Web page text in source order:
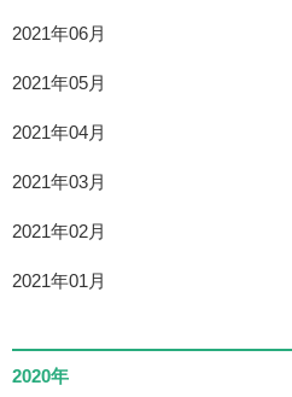
2021年06月
2021年05月
2021年04月
2021年03月
2021年02月
2021年01月
2020年